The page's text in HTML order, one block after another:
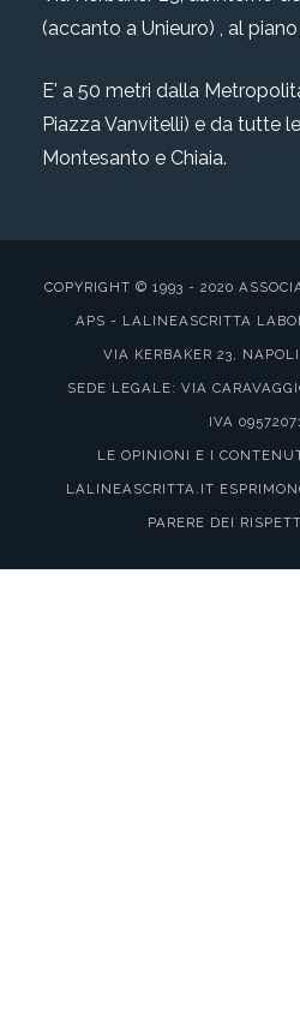
(accanto a Unieuro) , al
E' a 50 metri dalla
Piazza Vanvitelli) e da tutte
Montesanto e Chiaia.
COPYRIGHT © 1993 - 2020
APS - LALINEASCRITTA
VIA KERBAKER 23,
SEDE LEGALE: VIA
IVA
LE OPINIONI E I
LALINEASCRITTA.IT
PARERE DEI